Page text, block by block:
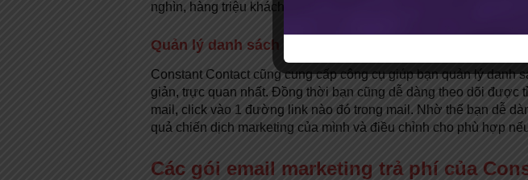
nghìn, hàng triệu khách bạn sẽ có tỉ lệ lẫn số lượng chốt sale cực
Quản lý danh sách email dễ dàng, theo dõi tỉ lệ email
Constant Contact cũng cung cấp công cụ giúp bạn quản lý danh
giản, trực quan nhất. Đồng thời bạn cũng dễ dàng theo dõi được
mail, click vào 1 đường link nào đó trong mail. Nhờ thế bạn dễ
quả chiến dịch marketing của mình và điều chỉnh cho phù hợp
Các gói email marketing trả phí của